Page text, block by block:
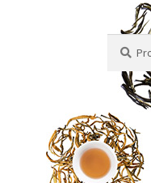
nach: